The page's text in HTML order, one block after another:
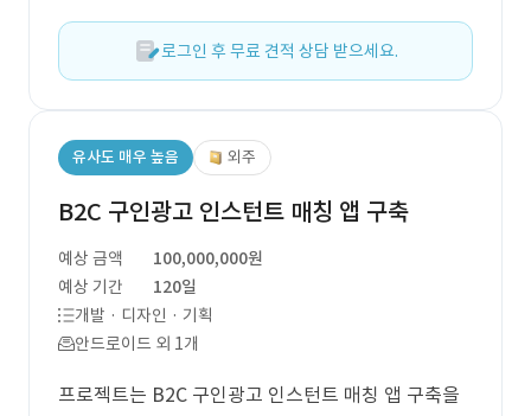
로그인 후 무료 견적 상담 받으세요.
유사도 매우 높음 외주
B2C 구인광고 인스턴트 매칭 앱 구축
예상 금액
100,000,000원
예상 기간
120일
개발 · 디자인 · 기획
안드로이드 외 1개
프로젝트는 B2C 구인광고 인스턴트 매칭 앱 구축을